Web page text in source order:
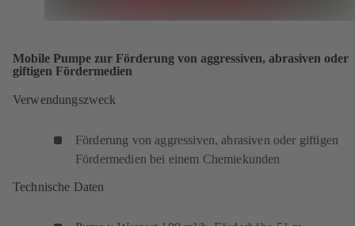
Mobile Pumpe zur Förderung von aggressiven, abrasiven oder
giftigen Fördermedien
Verwendungszweck
Förderung von aggressiven, abrasiven oder giftigen
Fördermedien bei einem Chemiekunden
Technische Daten